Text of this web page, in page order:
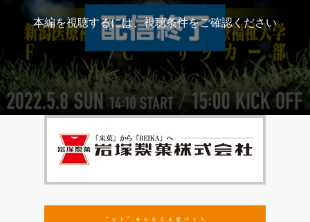
本編を視聴するには、視聴条件をご確認ください